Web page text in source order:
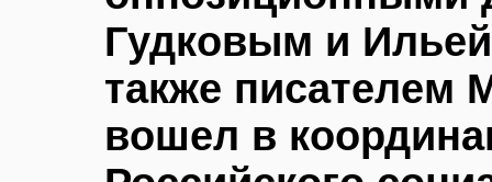
Гудковым и
также писателем
вошел в